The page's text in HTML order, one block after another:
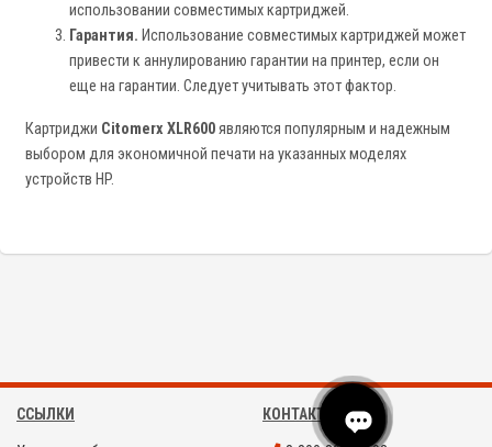
использовании совместимых картриджей.
Гарантия. Использование совместимых картриджей может
привести к аннулированию гарантии на принтер, если он
еще на гарантии. Следует учитывать этот фактор.
Картриджи Citomerx XLR600являются популярным и надежным
выбором для экономичной печати на указанных моделях
устройств HP.
ССЫЛКИ КОНТАКТЫ